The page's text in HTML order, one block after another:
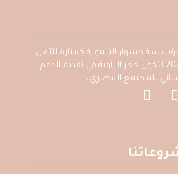
مشوار التنموية كمنارة للأمل
والتغيير. تأسست في عام 2021 لتكون حجر الزاوية في تقديم الدعم
للمجتمع المصري،